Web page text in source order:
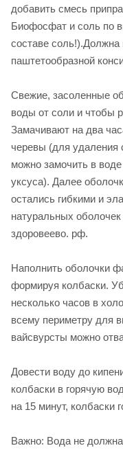
добавить смесь
Биофосфат и соль по
составе
паштетообразной
Свежие, засоленные
воды от соли и чтобы
Замачивают на два
черевы (для удаления
можно замочить в
уксуса). Далее
остались гибкими и
натуральных
здоровеево. рф.
Наполнить оболочки
формируя колбаски.
несколько часов в
всему периметру для
вайсвурсты можно
Довести воду до
колбаски в горячую
на 15 минут, колбаски
Важно: Вода не должна